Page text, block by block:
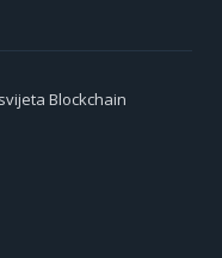
Blockchain